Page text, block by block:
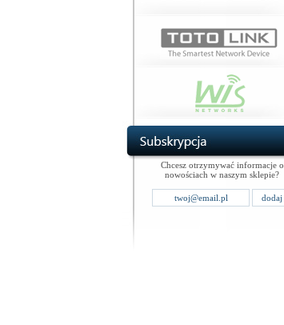
Chcesz otrzymywać informacje o
nowościach w naszym sklepie?